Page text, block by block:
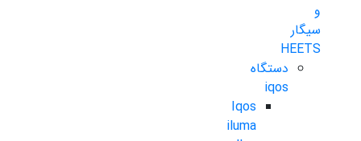
و
سیگار
HEETS
دستگاه
iqos
Iqos
iluma